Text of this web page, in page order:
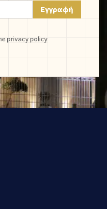
privacy policy